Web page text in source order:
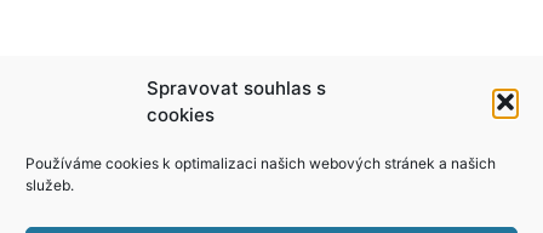
Spravovat souhlas s
cookies
Používáme cookies k optimalizaci našich webových stránek a našich
služeb.
Podle zákona o evidenci tržeb je prodávající
povinen vystavit kupujícímu účtenku. Zároveň je
daně online; v případě technického výpadku pak